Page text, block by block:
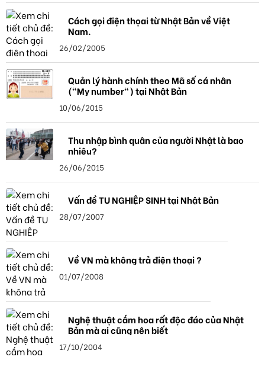
Cách gọi điện thọai từ Nhật Bản về Việt
Nam.
26/02/2005
Quản lý hành chính theo Mã số cá nhân
("My number") tại Nhật Bản
10/06/2015
Thu nhập bình quân của người Nhật là bao
nhiêu?
26/06/2015
Vấn đề TU NGHIỆP SINH tại Nhật Bản
28/07/2007
Về VN mà không trả điện thoại ?
01/07/2008
Nghệ thuật cắm hoa rất độc đáo của Nhật
Bản mà ai cũng nên biết
17/10/2004